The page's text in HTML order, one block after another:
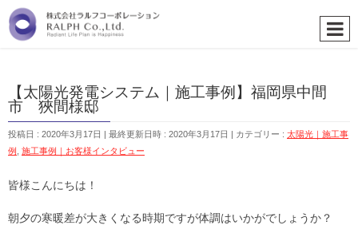
【太陽光発電システム｜施工事例】福岡県中間
市 狹間様邸
投稿日 : 2020年3月17日 最終更新日時 : 2020年3月17日 カテゴリー : 太陽光｜施工事
例 施工事例｜お客様インタビュー
皆様こんにちは！
朝夕の寒暖差が大きくなる時期ですが体調はいかがでしょうか？